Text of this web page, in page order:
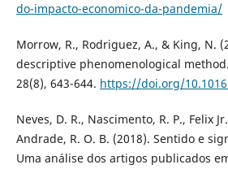
do-impacto-economico-da-pandemia/
Morrow, R., Rodriguez, A., & King, N.
descriptive phenomenological
28(8), 643-644. https://doi.org/
Neves, D. R., Nascimento, R. P., Felix
Andrade, R. O. B. (2018). Sentido e
Uma análise dos artigos publicados